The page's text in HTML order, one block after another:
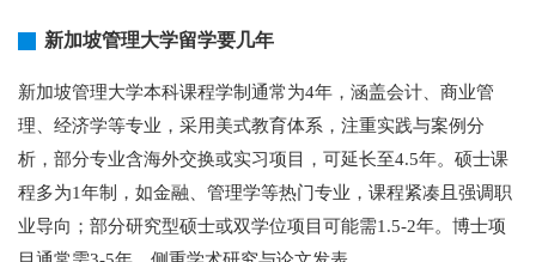
新加坡管理大学留学要几年
新加坡管理大学本科课程学制通常为4年，涵盖会计、商业管
理、经济学等专业，采用美式教育体系，注重实践与案例分
析，部分专业含海外交换或实习项目，可延长至4.5年。硕士课
程多为1年制，如金融、管理学等热门专业，课程紧凑且强调职
业导向；部分研究型硕士或双学位项目可能需1.5-2年。博士项